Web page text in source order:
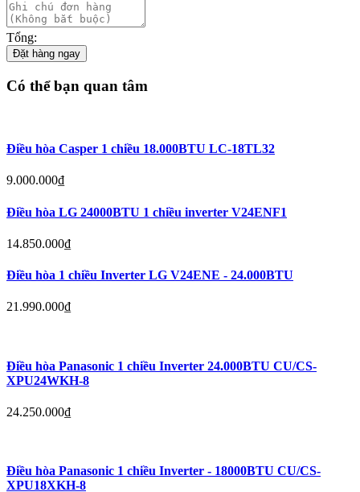
Tổng:
Đặt hàng ngay
Có thể bạn quan tâm
Điều hòa Casper 1 chiều 18.000BTU LC-18TL32
9.000.000₫
Điều hòa LG 24000BTU 1 chiều inverter V24ENF1
14.850.000₫
Điều hòa 1 chiều Inverter LG V24ENE - 24.000BTU
21.990.000₫
Điều hòa Panasonic 1 chiều Inverter 24.000BTU CU/CS-
XPU24WKH-8
24.250.000₫
Điều hòa Panasonic 1 chiều Inverter - 18000BTU CU/CS-
XPU18XKH-8